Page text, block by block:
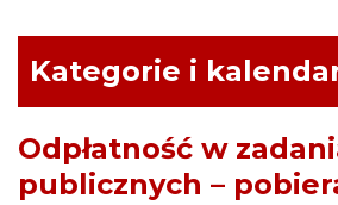
Kategorie i
Odpłatność w
publicznych –